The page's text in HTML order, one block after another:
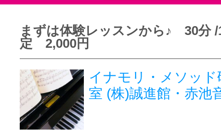
特集をみる
グッドスク
掲載のお問
まずは体験レッスンから♪ 30分 /
定 2,000円
イナモリ・メソッド
室 (株)誠進館・赤池